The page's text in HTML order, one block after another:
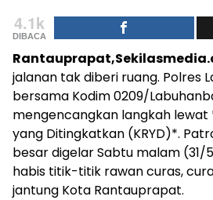
4.1k
DIBACA
jalanan tak diberi ruang. Polres
bersama Kodim 0209/
mengencangkan langkah lewat
yang Ditingkatkan (KRYD)*.
besar digelar Sabtu malam (31/
habis titik-titik rawan curas,
jantung Kota Rantauprapat.